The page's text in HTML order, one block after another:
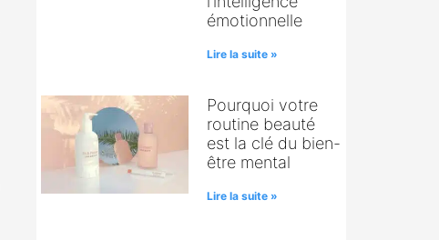
émotionnelle
Lire la suite »
Pourquoi votre
routine beauté
est la clé du bien-
être mental
Lire la suite »